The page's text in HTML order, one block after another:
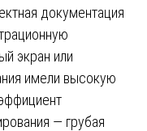
документация
экран или
имели высокую
— грубая